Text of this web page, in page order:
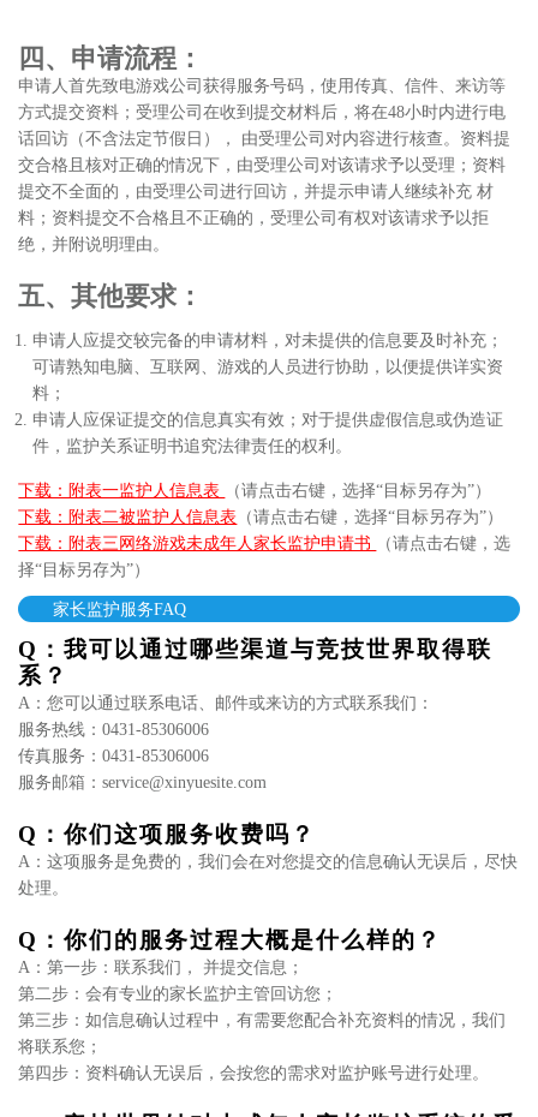
四、申请流程：
申请人首先致电游戏公司获得服务号码，使用传真、信件、来访等
方式提交资料；受理公司在收到提交材料后，将在48小时内进行电
话回访（不含法定节假日）， 由受理公司对内容进行核查。资料提
交合格且核对正确的情况下，由受理公司对该请求予以受理；资料
提交不全面的，由受理公司进行回访，并提示申请人继续补充 材
料；资料提交不合格且不正确的，受理公司有权对该请求予以拒
绝，并附说明理由。
五、其他要求：
申请人应提交较完备的申请材料，对未提供的信息要及时补充；
可请熟知电脑、互联网、游戏的人员进行协助，以便提供详实资
料；
申请人应保证提交的信息真实有效；对于提供虚假信息或伪造证
件，监护关系证明书追究法律责任的权利。
下载：附表一监护人信息表
（请点击右键，选择“目标另存为”）
下载：附表二被监护人信息表 （请点击右键，选择“目标另存为”）
下载：附表三网络游戏未成年人家长监护申请书
（请点击右键，选
择“目标另存为”）
家长监护服务FAQ
Q：我可以通过哪些渠道与竞技世界取得联
系？
A：您可以通过联系电话、邮件或来访的方式联系我们：
服务热线：0431-85306006
传真服务：0431-85306006
服务邮箱：service@xinyuesite.com
Q：你们这项服务收费吗？
A：这项服务是免费的，我们会在对您提交的信息确认无误后，尽快
处理。
Q：你们的服务过程大概是什么样的？
A：第一步：联系我们， 并提交信息；
第二步：会有专业的家长监护主管回访您；
第三步：如信息确认过程中，有需要您配合补充资料的情况，我们
将联系您；
第四步：资料确认无误后，会按您的需求对监护账号进行处理。